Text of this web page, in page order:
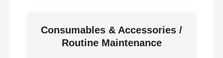
Consumables & Accessories /
Routine Maintenance